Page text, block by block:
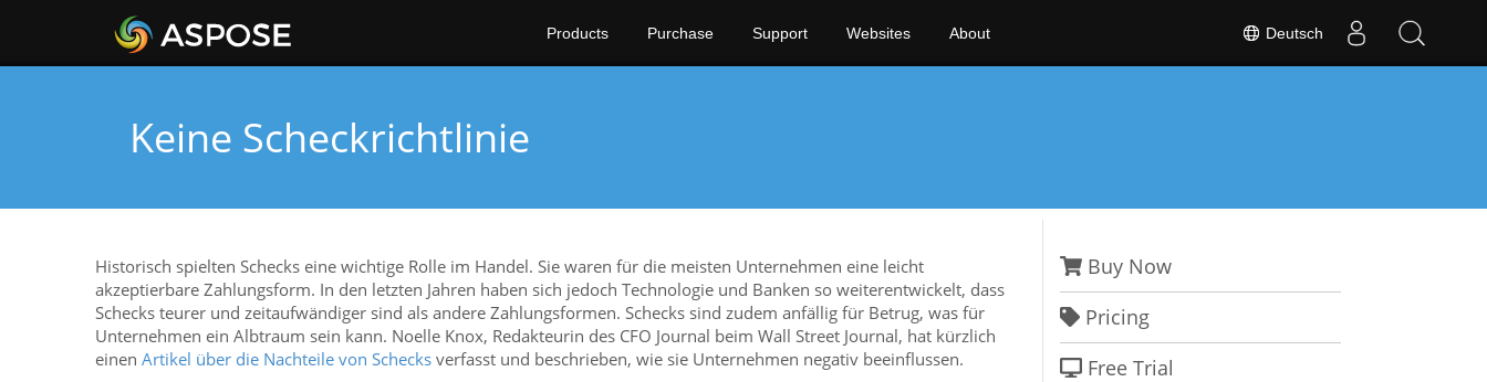
Deutsch
Products Purchase Support Websites About
Keine Scheckrichtlinie
Buy Now
Pricing
Free Trial
Historisch spielten Schecks eine wichtige Rolle im Handel. Sie waren für die meisten Unternehmen eine leicht
akzeptierbare Zahlungsform. In den letzten Jahren haben sich jedoch Technologie und Banken so weiterentwickelt, dass
Schecks teurer und zeitaufwändiger sind als andere Zahlungsformen. Schecks sind zudem anfällig für Betrug, was für
Unternehmen ein Albtraum sein kann. Noelle Knox, Redakteurin des CFO Journal beim Wall Street Journal, hat kürzlich
einen Artikel über die Nachteile von Schecks verfasst und beschrieben, wie sie Unternehmen negativ beeinflussen.